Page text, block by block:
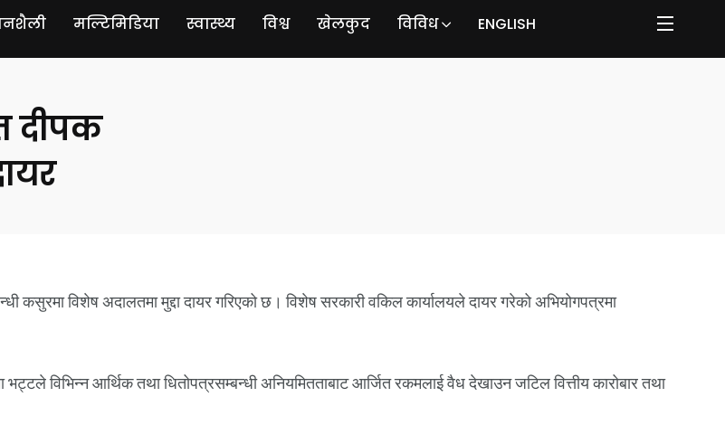
मल्टिमिडिया स्वास्थ्य विश्व खेलकुद विविध ENGLISH
दीपक
कसुरमा विशेष अदालतमा मुद्दा दायर गरिएको छ। विशेष सरकारी वकिल कार्यालयले दायर गरेको अभियोगपत्रमा
भट्टले विभिन्न आर्थिक तथा धितोपत्रसम्बन्धी अनियमितताबाट आर्जित रकमलाई वैध देखाउन जटिल वित्तीय कारोबार तथा